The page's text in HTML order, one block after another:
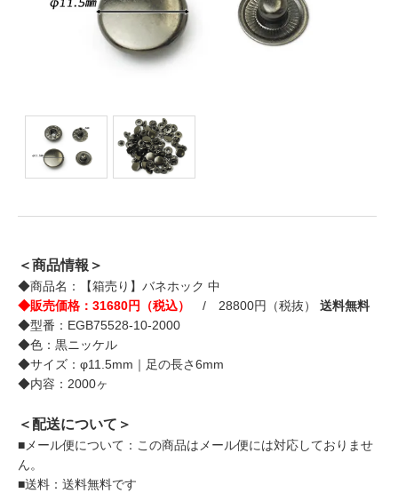
＜商品情報＞
◆商品名：【箱売り】バネホック 中
◆販売価格：31680円（税込）
/ 28800円（税抜） 送料無料
◆型番：EGB75528-10-2000
◆色：黒ニッケル
◆サイズ：φ11.5mm｜足の長さ6mm
◆内容：2000ヶ
＜配送について＞
■メール便について：この商品はメール便には対応しておりませ
ん。
■送料：送料無料です